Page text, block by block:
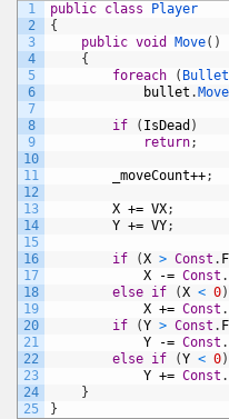
1
2
3
4
5
6
7
8
9
10
11
12
13
14
15
16
17
18
19
20
21
22
23
24
25
public class
Player
{
public void Move( )
{
foreach
( Bullet
bullet . Move
if ( IsDead )
return;
_moveCount++;
X += VX;
Y += VY;
if (X > Const .
X
-= Const .
else if (X < 0)
X += Const .
if
(Y > Const .
Y
-= Const .
else if (Y < 0)
Y += Const .
}
}